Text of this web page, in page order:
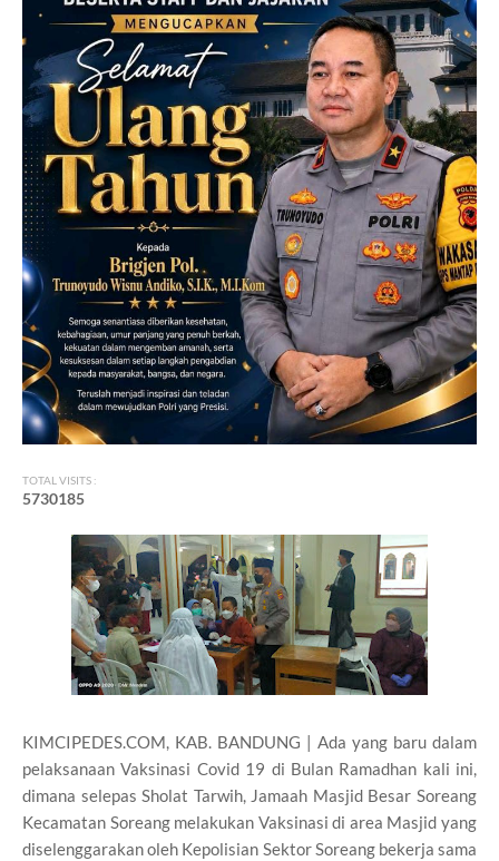
TOTAL VISITS :
5730185
KIMCIPEDES.COM, KAB. BANDUNG | Ada yang baru dalam
pelaksanaan Vaksinasi Covid 19 di Bulan Ramadhan kali ini,
dimana selepas Sholat Tarwih, Jamaah Masjid Besar Soreang
Kecamatan Soreang melakukan Vaksinasi di area Masjid yang
diselenggarakan oleh Kepolisian Sektor Soreang bekerja sama